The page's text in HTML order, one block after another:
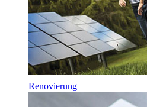
Renovierung